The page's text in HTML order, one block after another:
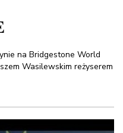
na Bridgestone World
Wasilewskim reżyserem